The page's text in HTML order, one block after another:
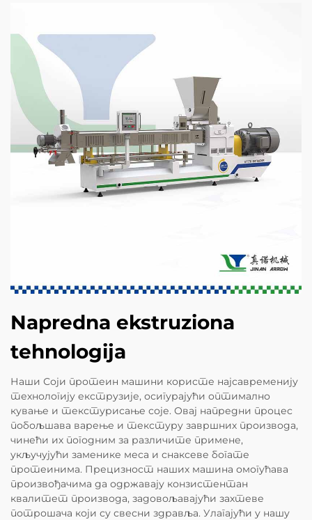
Napredna ekstruziona
tehnologija
Наши Соји протеин машини користе најсавременију
технологију екструзије, осигурајући оптимално
кување и текстурисање соје. Овај напредни процес
побољшава варење и текстуру завршних производа,
чинећи их погодним за различите примене,
укључујући заменике меса и снаксеве богате
протеинима. Прецизност наших машина омогућава
произвођачима да одржавају конзистентан
квалитет производа, задовољавајући захтеве
потрошача који су свесни здравља. Улагајући у нашу